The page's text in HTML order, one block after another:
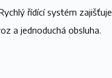
řídící systém zajišťuje
a jednoduchá obsluha.